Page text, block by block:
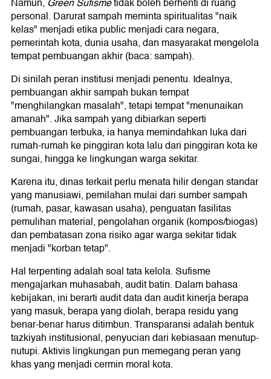
Namun, Green Sufismetidak boleh berhenti di ruang
personal. Darurat sampah meminta spiritualitas "naik
kelas" menjadi etika public menjadi cara negara,
pemerintah kota, dunia usaha, dan masyarakat mengelola
tempat pembuangan akhir (baca: sampah).
Di sinilah peran institusi menjadi penentu. Idealnya,
pembuangan akhir sampah bukan tempat
"menghilangkan masalah", tetapi tempat "menunaikan
amanah". Jika sampah yang dibiarkan seperti
pembuangan terbuka, ia hanya memindahkan luka dari
rumah-rumah ke pinggiran kota lalu dari pinggiran kota ke
sungai, hingga ke lingkungan warga sekitar.
Karena itu, dinas terkait perlu menata hilir dengan standar
yang manusiawi, pemilahan mulai dari sumber sampah
(rumah, pasar, kawasan usaha), penguatan fasilitas
pemulihan material, pengolahan organik (kompos/biogas)
dan pembatasan zona risiko agar warga sekitar tidak
menjadi "korban tetap".
Hal terpenting adalah soal tata kelola. Sufisme
mengajarkan muhasabah, audit batin. Dalam bahasa
kebijakan, ini berarti audit data dan audit kinerja berapa
yang masuk, berapa yang diolah, berapa residu yang
benar-benar harus ditimbun. Transparansi adalah bentuk
tazkiyah institusional, penyucian dari kebiasaan menutup-
nutupi. Aktivis lingkungan pun memegang peran yang
khas yang menjadi cermin moral kota.